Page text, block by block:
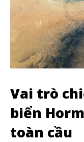
Vai trò
biển
toàn cầu